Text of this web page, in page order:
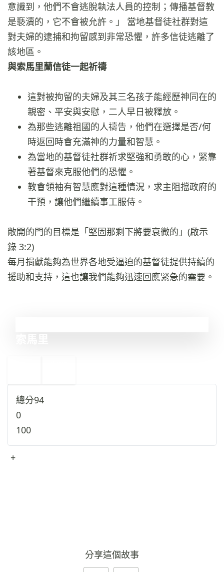
意識到，他們不會逃脫執法人員的控制；傳播基督教
是褻瀆的，它不會被允許。」 當地基督徒社群對這
對夫婦的逮捕和拘留感到非常恐懼，許多信徒逃離了
該地區。
與索馬里蘭信徒一起祈禱
這對被拘留的夫婦及其三名孩子能經歷神同在的
親密、平安與安慰，二人早日被釋放。
為那些逃離祖國的人禱告，他們在選擇是否/何
時返回時會充滿神的力量和智慧。
為當地的基督徒社群祈求堅強和勇敢的心，緊靠
著基督來克服他們的恐懼。
教會領袖有智慧應對這種情況，求主阻擋政府的
干預，讓他們繼續事工服侍。
敞開的門的目標是「堅固那剩下將要衰微的」(啟示
錄 3:2)
每月捐獻能夠為世界各地受逼迫的基督徒提供持續的
援助和支持，這也讓我們能夠迅速回應緊急的需要。
總分94
0
100
+
分享這個故事